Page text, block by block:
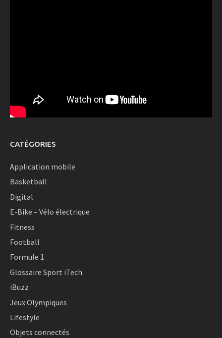
CATÉGORIES
Application mobile
Basketball
Digital
E-Bike – Vélo électrique
Fitness
Football
Formule 1
Glossaire Sport iTech
iBuzz
Jeux Olympiques
Lifestyle
Objets connectés